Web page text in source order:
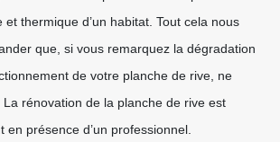
et thermique d’un habitat. Tout cela nous
que, si vous remarquez la dégradation
de votre planche de rive, ne
rénovation de la planche de rive est
en présence d’un professionnel.